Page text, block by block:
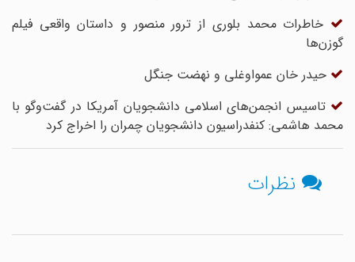
خاطرات محمد بلوری از ترور منصور و داستان واقعی فیلم
گوزن‌ها
حیدر خان عمواوغلی و نهضت جنگل
تاسیس انجمن‌های اسلامی دانشجویان آمریکا در گفت‌وگو با
محمد هاشمی: کنفدراسیون دانشجویان چمران را اخراج کرد
نظرات